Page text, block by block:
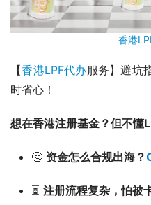
香港
【香港LPF代办服务】避坑
时省心！
想在香港注册基金？但不懂
🤔 资金怎么合规出海？
⏳ 注册流程复杂，怕被